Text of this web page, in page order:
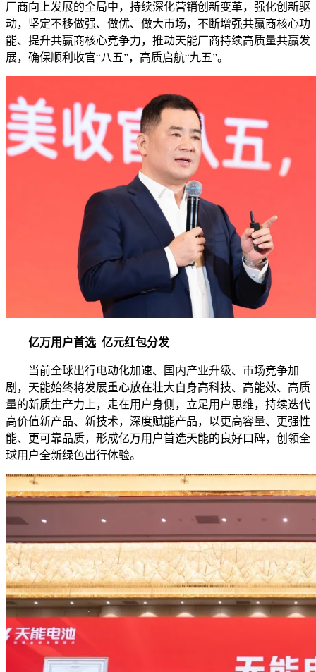
厂商向上发展的全局中，持续深化营销创新变革，强化创新驱
动，坚定不移做强、做优、做大市场，不断增强共赢商核心功
能、提升共赢商核心竞争力，推动天能厂商持续高质量共赢发
展，确保顺利收官“八五”，高质启航“九五”。
亿万用户首选 亿元红包分发
当前全球出行电动化加速、国内产业升级、市场竞争加
剧，天能始终将发展重心放在壮大自身高科技、高能效、高质
量的新质生产力上，走在用户身侧，立足用户思维，持续迭代
高价值新产品、新技术，深度赋能产品，以更高容量、更强性
能、更可靠品质，形成亿万用户首选天能的良好口碑，创领全
球用户全新绿色出行体验。